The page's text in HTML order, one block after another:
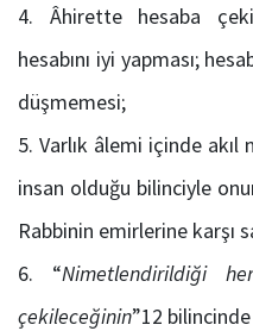
Âhirette hesaba
hesabını iyi yapması;
düşmemesi;
Varlık âlemi içinde akıl
insan olduğu bilinciyle
Rabbinin emirlerine karşı
“Nimetlendirildiği
çekileceğinin”12